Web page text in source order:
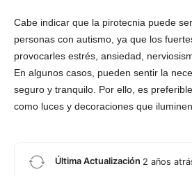
Cabe indicar que la pirotecnia puede
personas con autismo, ya que los
provocarles estrés, ansiedad,
En algunos casos, pueden sentir la
seguro y tranquilo. Por ello, es
como luces y decoraciones que
Última Actualización 2 años